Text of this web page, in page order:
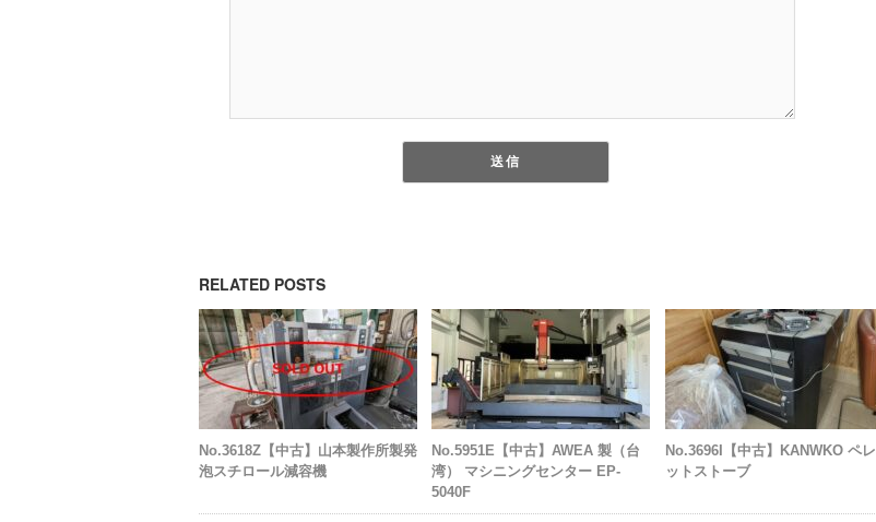
RELATED POSTS
No.3618Z【中古】山本製作所製発
泡スチロール減容機
No.5951E【中古】AWEA 製（台
湾） マシニングセンター EP-
5040F
No.3696I【中古】KANWKO ペレ
ットストーブ